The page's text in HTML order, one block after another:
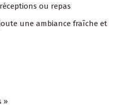
ou repas
une ambiance fraîche et
»